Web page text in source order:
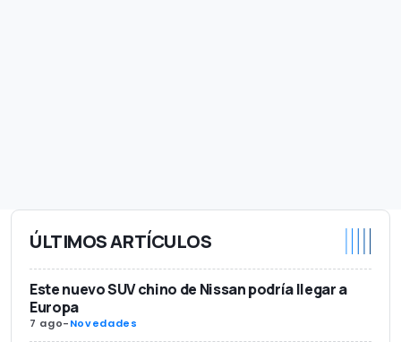
ÚLTIMOS ARTÍCULOS
Este nuevo SUV chino de Nissan podría llegar a
Europa
7 ago-Novedades